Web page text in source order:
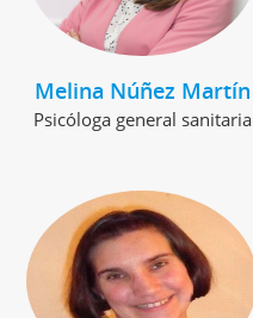
Melina Núñez Martín
Psicóloga general sanitaria